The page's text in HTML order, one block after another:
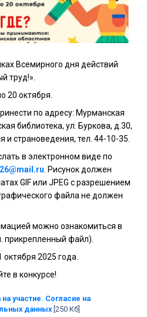
Всемирного дня действий
труд!».
20 октября.
по адресу: Мурманская
библиотека, ул. Буркова, д.30,
и страноведения, тел. 44-10-35.
в электронном виде по
. Рисунок должен
GIF или JPEG с разрешением
файла не должен
можно ознакомиться в
прикрепленный файл).
2025 года.
в конкурсе!
участие. Согласие на
данных [250 Кб]